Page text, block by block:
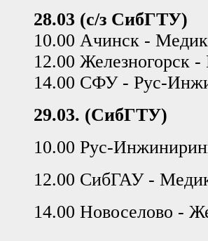
28.03 (с/з СибГТУ)
10.00 Ачинск - Медик
12.00 Железногорск
14.00 СФУ - Рус-
29.03. (СибГТУ)
10.00 Рус-
12.00 СибГАУ -
14.00 Новоселово -